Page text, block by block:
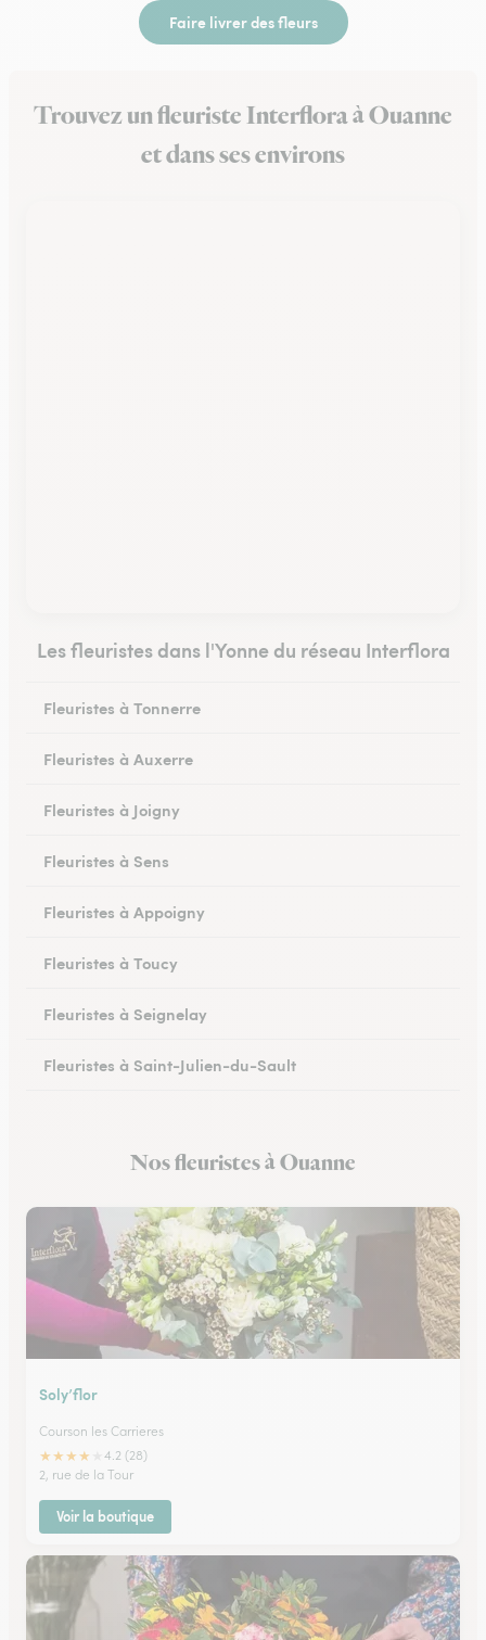
Faire livrer des fleurs
Trouvez un fleuriste Interflora à Ouanne
et dans ses environs
Les fleuristes dans l'Yonne du réseau Interflora
Fleuristes à Tonnerre
Fleuristes à Auxerre
Fleuristes à Joigny
Fleuristes à Sens
Fleuristes à Appoigny
Fleuristes à Toucy
Fleuristes à Seignelay
Fleuristes à Saint-Julien-du-Sault
Fleuristes à MonéteauNos fleuristes à Ouanne
Soly’flor
Courson les Carrieres
★★★★
4.2 (28)
2, rue de la Tour
Voir la boutique